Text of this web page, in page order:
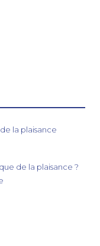
la plaisance
de la plaisance ?